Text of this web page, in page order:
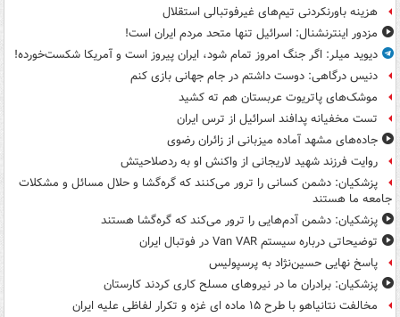
هزینه باورنکردنی تیم‌های غیرفوتبالی استقلال
مزدور اینترنشنال: اسرائیل تنها متحد مردم ایران است!
دیوید میلر: اگر جنگ امروز تمام شود، ایران پیروز است و آمریکا شکست‌خورده!
دنیس درگاهی: دوست داشتم در جام جهانی بازی کنم
موشک‌های پاتریوت عربستان هم ته‌ کشید
تست مخفیانه پدافند اسرائیل از ترس ایران
جاده‌های مشهد آماده میزبانی از زائران رضوی
روایت فرزند شهید لاریجانی از واکنش او به ردصلاحیتش
پزشکیان: دشمن کسانی را ترور می‌کنند که گره‌گشا و حلال مسائل و مشکلات
جامعه ما هستند
پزشکیان: دشمن آدم‌هایی را ترور می‌کند که گره‌گشا هستند
توضیحاتی درباره سیستم Van VAR در فوتبال ایران
پاسخ نهایی حسین‌نژاد به پرسپولیس
پزشکیان: برادران ما در نیروهای مسلح کاری کردند کارستان
مخالفت نتانیاهو با طرح ۱۵ ماده ای غزه و تکرار لفاظی علیه ایران